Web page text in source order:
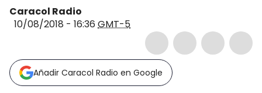
Caracol Radio
10/08/2018 - 16:36 GMT-5
Añadir Caracol Radio en Google